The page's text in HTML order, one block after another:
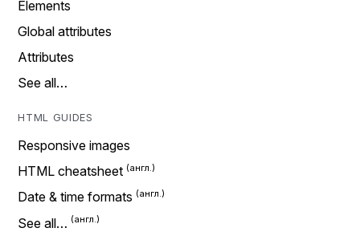
Elements
Global attributes
Attributes
See all…
HTML GUIDES
Responsive images
HTML cheatsheet
Date & time formats
See all…